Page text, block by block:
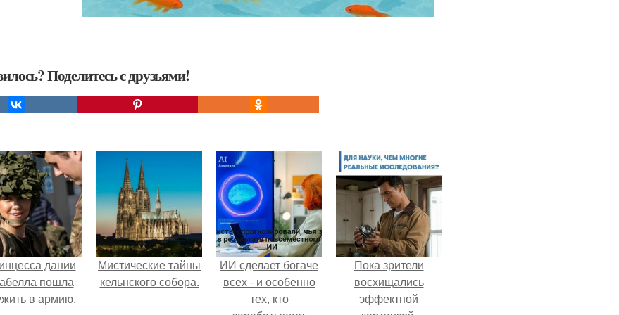
Поделитесь с друзьями!
дании
пошла
в армию.
Мистические тайны
кельнского собора.
ИИ сделает богаче
всех - и особенно
тех, кто
Пока зрители
восхищались
эффектной